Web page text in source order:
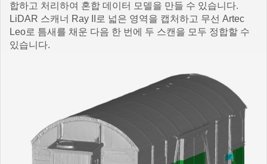
합하고 처리하여 혼합 데이터 모델을 만들 수 있습니다.
LiDAR 스캐너 Ray II로 넓은 영역을 캡처하고 무선 Artec
Leo로 틈새를 채운 다음 한 번에 두 스캔을 모두 정합할 수
있습니다.